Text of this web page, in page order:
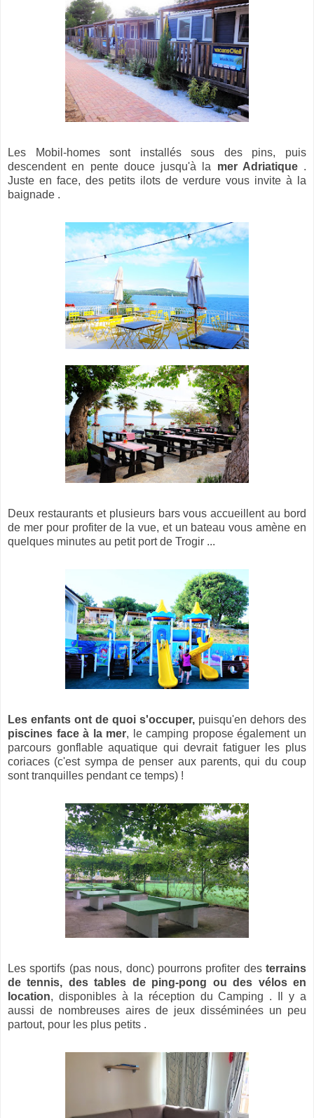
Les Mobil-homes sont installés sous des pins, puis
descendent en pente douce jusqu'à la mer Adriatique.
Juste en face, des petits ilots de verdure vous invite à la
baignade .
Deux restaurants et plusieurs bars vous accueillent au bord
de mer pour profiter de la vue, et un bateau vous amène en
quelques minutes au petit port de Trogir ...
Les enfants ont de quoi s'occuper, puisqu'en dehors des
piscines face à la mer, le camping propose également un
parcours gonflable aquatique qui devrait fatiguer les plus
coriaces (c'est sympa de penser aux parents, qui du coup
sont tranquilles pendant ce temps) !
Les sportifs (pas nous, donc) pourrons profiter des terrains
de tennis, des tables de ping-pong ou des vélos en
location, disponibles à la réception du Camping . Il y a
aussi de nombreuses aires de jeux disséminées un peu
partout, pour les plus petits .